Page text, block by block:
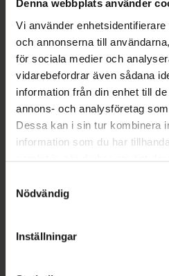
Denna webbplats använder
Vi använder
och annonserna till
för sociala medier och
vidarebefordrar även sådana
information från din enhet till
annons- och analysföretag
Dessa kan i sin tur kombinera
information som du har
samlat in när du har använt
återkalla ditt samtycke via
cookieinställningar. Ett
lagligheten av behandling
Nödvändig
Inställningar
Aktuella erbjudanden
Beskrivning
Läs alltid
användning.
Kronans Apotek finns här för